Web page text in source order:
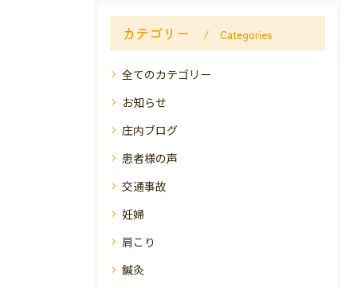
カテゴリー Categories
全てのカテゴリー
お知らせ
庄内ブログ
患者様の声
交通事故
妊婦
肩こり
鍼灸